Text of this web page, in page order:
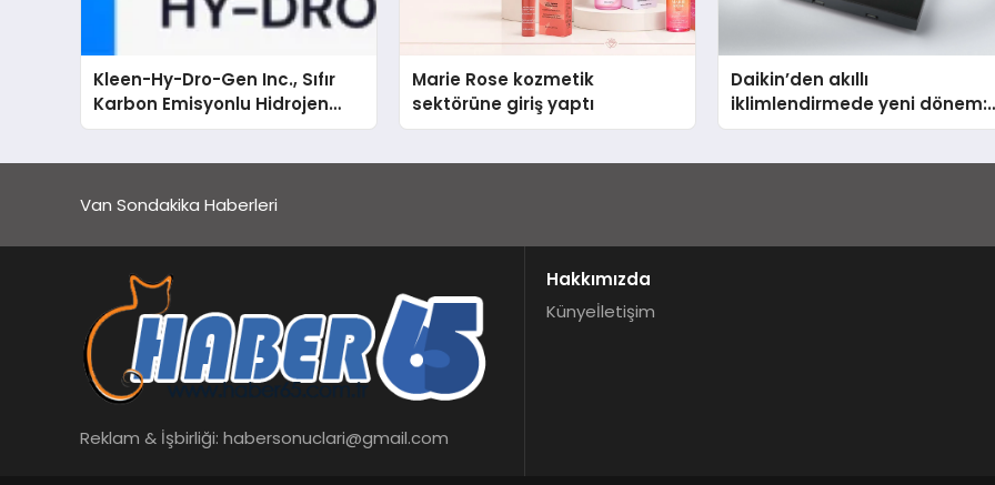
Kleen-Hy-Dro-Gen Inc., Sıfır
Karbon Emisyonlu Hidrojen
Isıtma Teknolojisinde ISO ve
Marie Rose kozmetik
sektörüne giriş yaptı
Daikin’den akıllı
iklimlendirmede yeni dönem:
Madoka Plus Türkiye’de
Van Sondakika Haberleri
Reklam & İşbirliği: habersonuclari@gmail.com
Hakkımızda
Künyeİletişim